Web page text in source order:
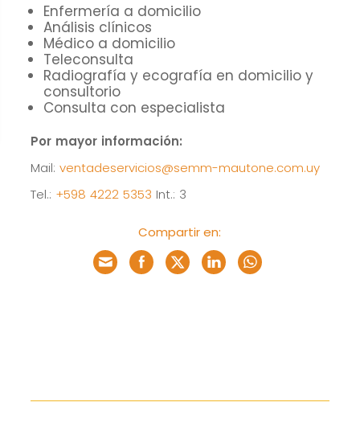
Enfermería a domicilio
Análisis clínicos
Médico a domicilio
Teleconsulta
Radiografía y ecografía en domicilio y
consultorio
Consulta con especialista
Por mayor información:
Mail:ventadeservicios@semm-mautone.com.uy
Tel.: +598 4222 5353 Int.: 3
Compartir en:
la web.
durante tu
visita. Si
rechaza estas